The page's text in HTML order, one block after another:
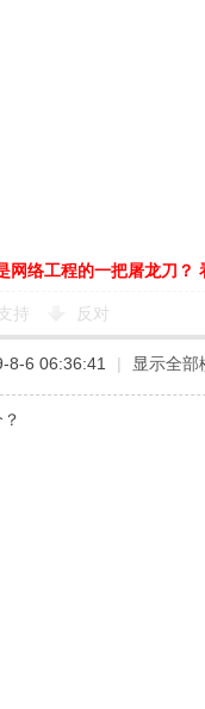
网络工程的一把屠龙刀？
持 反对
8-6 06:36:41 | 显示全部